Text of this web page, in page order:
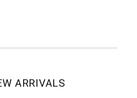
ARRIVALS